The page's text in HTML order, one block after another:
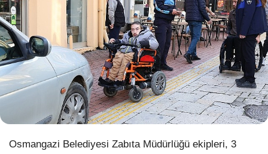
Facebook
Instagram
Youtube
Osmangazi Belediyesi Zabıta Müdürlüğü ekipleri, 3